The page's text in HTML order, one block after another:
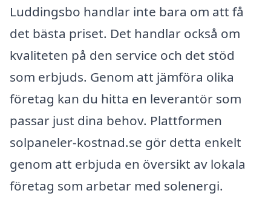
Luddingsbo handlar inte bara om att få
det bästa priset. Det handlar också om
kvaliteten på den service och det stöd
som erbjuds. Genom att jämföra olika
företag kan du hitta en leverantör som
passar just dina behov. Plattformen
solpaneler-kostnad.se gör detta enkelt
genom att erbjuda en översikt av lokala
företag som arbetar med solenergi.